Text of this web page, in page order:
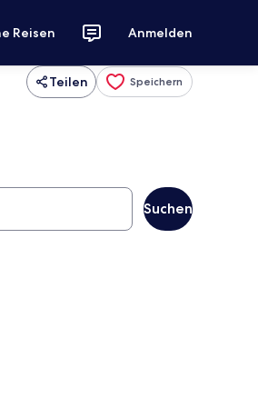
Reisen Anmelden
Teilen Speichern
Suchen